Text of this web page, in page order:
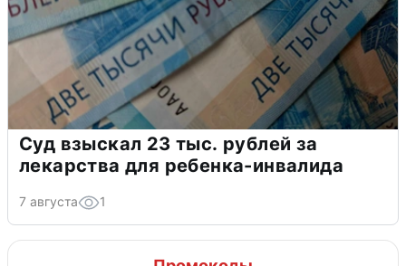
Суд взыскал 23 тыс. рублей за
лекарства для ребенка-инвалида
7 августа 1